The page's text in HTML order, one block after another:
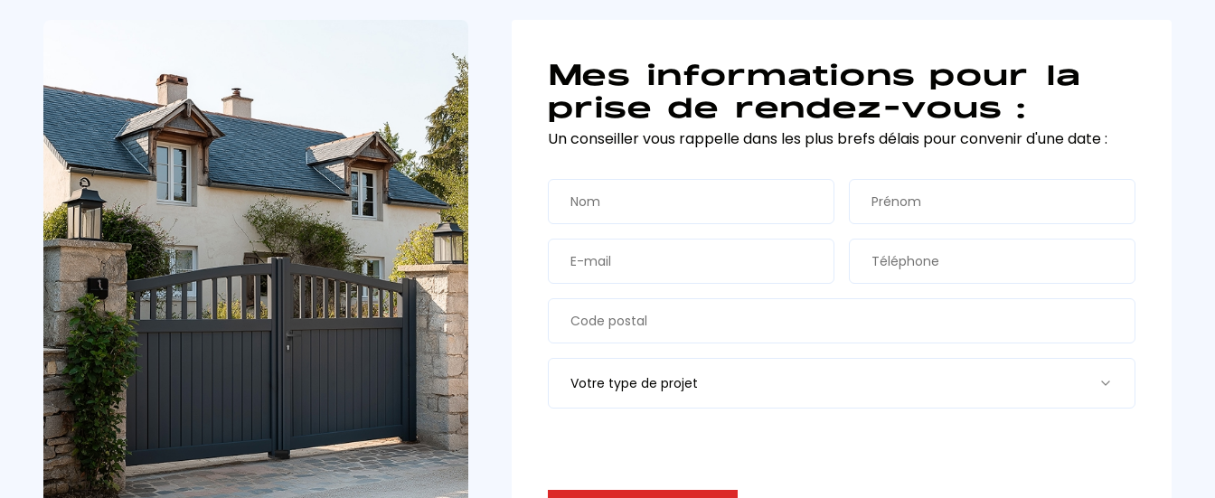
Mes informations pour la
prise de rendez-vous :
Un conseiller vous rappelle dans les plus brefs délais pour convenir d'une date :
Votre type de projet